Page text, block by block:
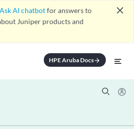
Ask AI chatbotfor answers to
Juniper products and
close
HPE Aruba Docsarrow_forward